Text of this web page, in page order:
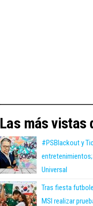
Las más vistas
#PSBlackout y
entretenimientos;
Universal
Tras fiesta
MSI realizar